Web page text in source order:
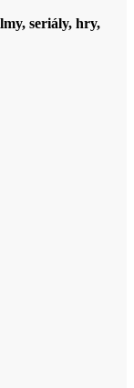
seriály, hry,